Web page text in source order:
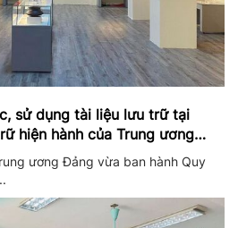
sử dụng tài liệu lưu trữ tại
hiện hành của Trung ương
ương Đảng
ương Đảng vừa ban hành Quy